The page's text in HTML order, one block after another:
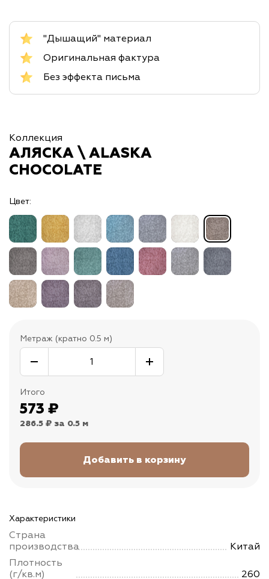
"Дышащий" материал
Оригинальная фактура
Без эффекта письма
Коллекция
АЛЯСКА \ ALASKA
CHOCOLATE
Цвет:
Метраж (кратно 0.5 м)
Итого
573 ₽
286.5 ₽ за 0.5 м
Характеристики
Страна
производства
Китай
Плотность
(г/кв.м)
260